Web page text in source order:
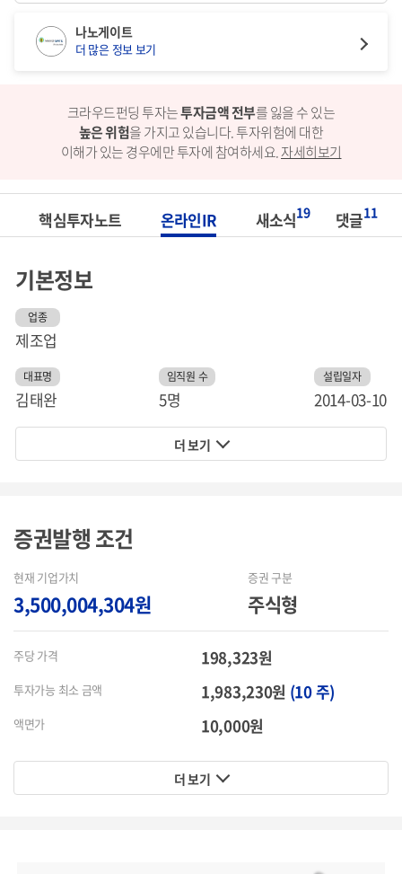
크라우드펀딩 투자는투자금액 전부를 잃을 수 있는
높은 위험을 가지고 있습니다.투자위험에 대한
이해가 있는 경우에만 투자에 참여하세요.자세히보기
나노게이트
더 많은 정보 보기
핵심투자노트 온라인IR 새소식19 댓글11
기본정보
업종
제조업
대표명
김태완
임직원 수
5명
설립일자
2014-03-10
더 보기
증권발행조건
현재 기업가치
3,500,004,304원
증권 구분
주식형
주당 가격 198,323원
투자가능 최소 금액 1,983,230원 (10 주)
액면가 10,000원
더 보기